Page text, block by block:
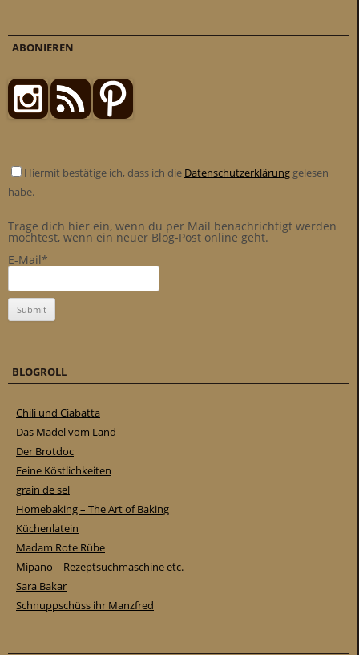
ABONIEREN
Hiermit bestätige ich, dass ich die Datenschutzerklärung gelesen
habe.
Trage dich hier ein, wenn du per Mail benachrichtigt werden
möchtest, wenn ein neuer Blog-Post online geht.
E-Mail*
BLOGROLL
Chili und Ciabatta
Das Mädel vom Land
Der Brotdoc
Feine Köstlichkeiten
grain de sel
Homebaking – The Art of Baking
Küchenlatein
Madam Rote Rübe
Mipano – Rezeptsuchmaschine etc.
Sara Bakar
Schnuppschüss ihr Manzfred